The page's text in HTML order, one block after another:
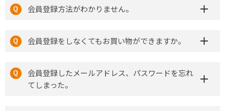
会員登録方法がわかりません。
会員登録をしなくてもお買い物ができますか。
会員登録したメールアドレス、パスワードを忘れ
てしまった。